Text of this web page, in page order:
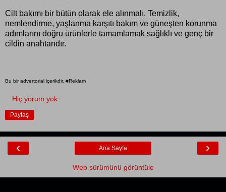
Cilt bakımı bir bütün olarak ele alınmalı. Temizlik,
nemlendirme, yaşlanma karşıtı bakım ve güneşten korunma
adımlarını doğru ürünlerle tamamlamak sağlıklı ve genç bir
cildin anahtarıdır.
Bu bir advertorial içerikdir. #Reklam
Hiç yorum yok:
Paylaş
‹ ›
Ana Sayfa
Web sürümünü görüntüle